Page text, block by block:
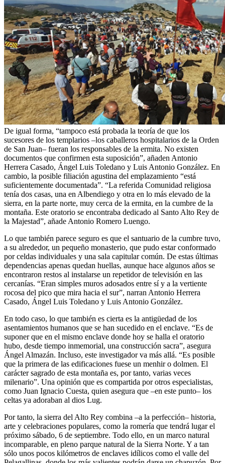
De igual forma, “tampoco está probada la teoría de que los
sucesores de los templarios –los caballeros hospitalarios de la Orden
de San Juan– fueran los responsables de la ermita. No existen
documentos que confirmen esta suposición”, añaden Antonio
Herrera Casado, Ángel Luis Toledano y Luis Antonio González. En
cambio, la posible filiación agustina del emplazamiento “está
suficientemente documentada”. “La referida Comunidad religiosa
tenía dos casas, una en Albendiego y otra en lo más elevado de la
sierra, en la parte norte, muy cerca de la ermita, en la cumbre de la
montaña. Este oratorio se encontraba dedicado al Santo Alto Rey de
la Majestad”, añade Antonio Romero Luengo.
Lo que también parece seguro es que el santuario de la cumbre tuvo,
a su alrededor, un pequeño monasterio, que pudo estar conformado
por celdas individuales y una sala capitular común. De estas últimas
dependencias apenas quedan huellas, aunque hace algunos años se
encontraron restos al instalarse un repetidor de televisión en las
cercanías. “Eran simples muros adosados entre sí y a la vertiente
rocosa del pico que mira hacia el sur”, narran Antonio Herrera
Casado, Ángel Luis Toledano y Luis Antonio González.
En todo caso, lo que también es cierta es la antigüedad de los
asentamientos humanos que se han sucedido en el enclave. “Es de
suponer que en el mismo enclave donde hoy se halla el oratorio
hubo, desde tiempo inmemorial, una construcción sacra”, asegura
Ángel Almazán. Incluso, este investigador va más allá. “Es posible
que la primera de las edificaciones fuese un menhir o dolmen. El
carácter sagrado de esta montaña es, por tanto, varias veces
milenario”. Una opinión que es compartida por otros especialistas,
como Juan Ignacio Cuesta, quien asegura que –en este punto– los
celtas ya adoraban al dios Lug.
Por tanto, la sierra del Alto Rey combina –a la perfección– historia,
arte y celebraciones populares, como la romería que tendrá lugar el
próximo sábado, 6 de septiembre. Todo ello, en un marco natural
incomparable, en pleno parque natural de la Sierra Norte. Y a tan
sólo unos pocos kilómetros de enclaves idílicos como el valle del